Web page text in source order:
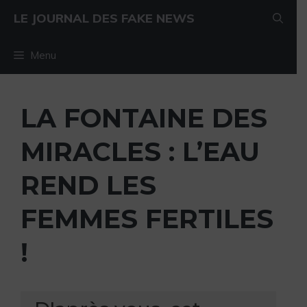
LE JOURNAL DES FAKE NEWS
Menu
LA FONTAINE DES
MIRACLES : L’EAU
REND LES
FEMMES FERTILES
!